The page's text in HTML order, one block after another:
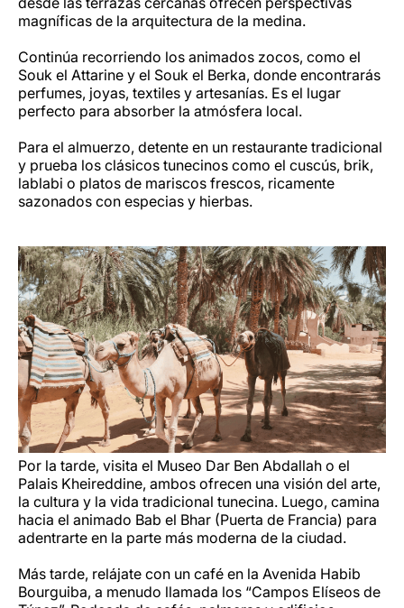
magníficas de la arquitectura de la medina.
Continúa recorriendo los animados zocos, como el
Souk el Attarine y el Souk el Berka, donde encontrarás
perfumes, joyas, textiles y artesanías. Es el lugar
perfecto para absorber la atmósfera local.
Para el almuerzo, detente en un restaurante tradicional
y prueba los clásicos tunecinos como el cuscús, brik,
lablabi o platos de mariscos frescos, ricamente
sazonados con especias y hierbas.
Por la tarde, visita el Museo Dar Ben Abdallah o el
Palais Kheireddine, ambos ofrecen una visión del arte,
la cultura y la vida tradicional tunecina. Luego, camina
hacia el animado Bab el Bhar (Puerta de Francia) para
adentrarte en la parte más moderna de la ciudad.
Más tarde, relájate con un café en la Avenida Habib
Bourguiba, a menudo llamada los “Campos Elíseos de